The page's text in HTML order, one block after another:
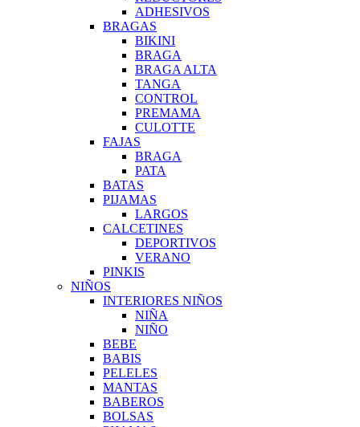
ADHESIVOS
BRAGAS
BIKINI
BRAGA
BRAGA ALTA
TANGA
CONTROL
PREMAMA
CULOTTE
FAJAS
BRAGA
PATA
BATAS
PIJAMAS
LARGOS
CALCETINES
DEPORTIVOS
VERANO
PINKIS
NIÑOS
INTERIORES NIÑOS
NIÑA
NIÑO
BEBE
BABIS
PELELES
MANTAS
BABEROS
BOLSAS